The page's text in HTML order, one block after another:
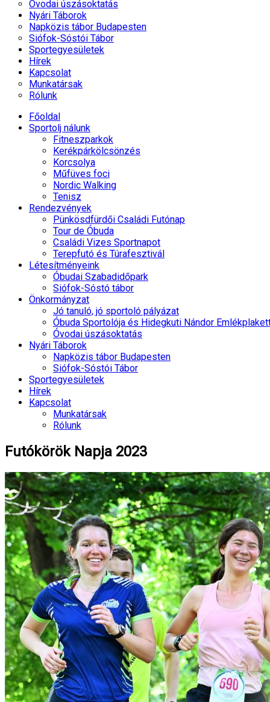
Óvodai úszásoktatás
Nyári Táborok
Napközis tábor Budapesten
Siófok-Sóstói Tábor
Sportegyesületek
Hírek
Kapcsolat
Munkatársak
Rólunk
Főoldal
Sportolj nálunk
Fitneszparkok
Kerékpárkölcsönzés
Korcsolya
Műfüves foci
Nordic Walking
Tenisz
Rendezvények
Pünkösdfürdői Családi Futónap
Tour de Óbuda
Családi Vizes Sportnapot
Terepfutó és Túrafesztivál
Létesítményeink
Óbudai Szabadidőpark
Siófok-Sóstó tábor
Önkormányzat
Jó tanuló, jó sportoló pályázat
Óbuda Sportolója és Hidegkuti Nándor
Óvodai úszásoktatás
Nyári Táborok
Napközis tábor Budapesten
Siófok-Sóstói Tábor
Sportegyesületek
Hírek
Kapcsolat
Munkatársak
Rólunk
Futókörök Napja 2023